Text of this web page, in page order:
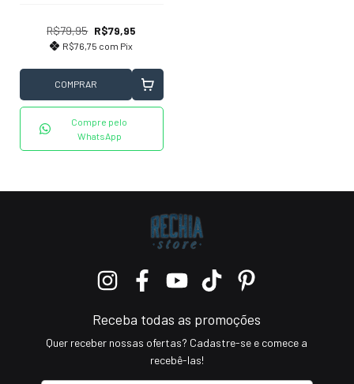
R$79,95 R$79,95
R$76,75 com Pix
COMPRAR
Compre pelo
WhatsApp
Receba todas as promoções
Quer receber nossas ofertas? Cadastre-se e comece a
recebê-las!